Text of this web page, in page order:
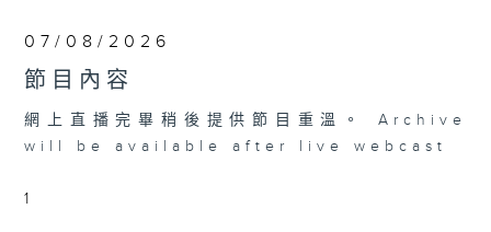
為顧及平日需要上班的聽眾，《戲曲之夜》安排在每
個晚上播放粵曲，以地方語言介紹京劇、潮劇、越劇
等；務求以同一語言介紹同一劇種，望能令廣大聽眾
07/08/2026
節目內容
網上直播完畢稍後提供節目重溫。 Archive
will be available after live webcast
1